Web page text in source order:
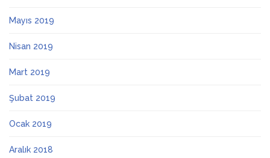
Mayıs 2019
Nisan 2019
Mart 2019
Şubat 2019
Ocak 2019
Aralık 2018